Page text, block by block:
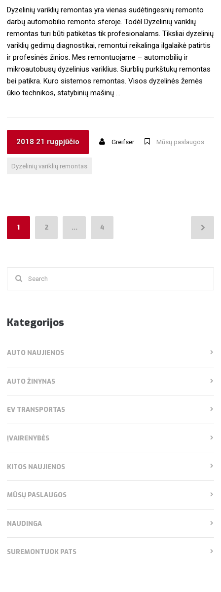
Dyzelinių variklių remontas yra vienas sudėtingesnių remonto
darbų automobilio remonto sferoje. Todėl Dyzelinių variklių
remontas turi būti patikėtas tik profesionalams. Tiksliai dyzelinių
variklių gedimų diagnostikai, remontui reikalinga ilgalaikė patirtis
ir profesinės žinios. Mes remontuojame – automobilių ir
mikroautobusų dyzelinius variklius. Siurblių purkštukų remontas
bei patikra. Kuro sistemos remontas. Visos dyzelinės žemės
ūkio technikos, statybinių mašinų …
2018 21 rugpjūčio Greifser Mūsų paslaugos
Dyzelinių variklių remontas
Navigacija
tarp
1 2 … 4
Kategorijos
AUTO NAUJIENOS
AUTO ŽINYNAS
EV TRANSPORTAS
ĮVAIRENYBĖS
KITOS NAUJIENOS
MŪSŲ PASLAUGOS
NAUDINGA
SUREMONTUOK PATS